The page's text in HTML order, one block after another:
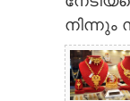
നിന്നും